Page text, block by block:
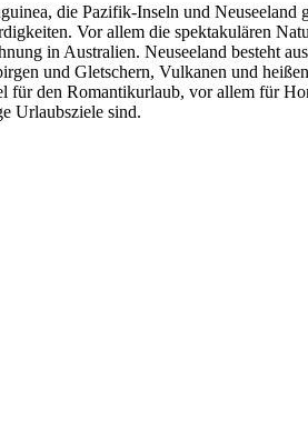
die Pazifik-Inseln und
Vor allem die spektakulären
in Australien. Neuseeland besteht
und Gletschern, Vulkanen und
für den Romantikurlaub, vor allem für
Urlaubsziele sind.